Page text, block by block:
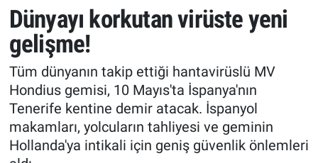
Dünyayı korkutan virüste yeni
gelişme!
Tüm dünyanın takip ettiği hantavirüslü MV
Hondius gemisi, 10 Mayıs'ta İspanya'nın
Tenerife kentine demir atacak. İspanyol
makamları, yolcuların tahliyesi ve geminin
Hollanda'ya intikali için geniş güvenlik önlemleri
Erişim Bilgileri
Ekonomi
Trend
Özel Haberler
Erişim Bilgileri
Spor
Ekonomi
Dünya
Erişim Bilgileri
Tüm Manşetler
Son Dakika Haberleri
Haber Arşivi